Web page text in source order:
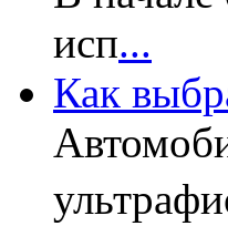
исп...
Как